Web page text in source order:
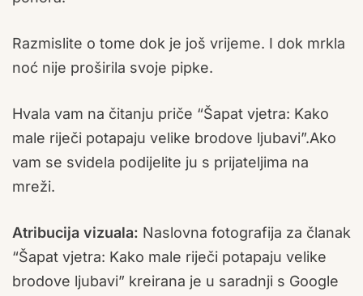
Razmislite o tome dok je još vrijeme. I dok mrkla
noć nije proširila svoje pipke.
Hvala vam na čitanju priče “Šapat vjetra: Kako
male riječi potapaju velike brodove ljubavi”.Ako
vam se svidela podijelite ju s prijateljima na
mreži.
Atribucija vizuala: Naslovna fotografija za članak
“Šapat vjetra: Kako male riječi potapaju velike
brodove ljubavi” kreirana je u saradnji s Google